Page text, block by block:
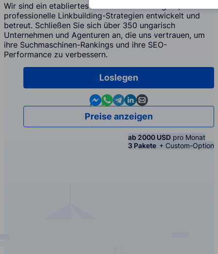
Wir sind ein etabliertes Unternehmen in Ungarn, das
professionelle Linkbuilding-Strategien entwickelt und
betreut. Schließen Sie sich über 350 ungarisch
Unternehmen und Agenturen an, die uns vertrauen, um
ihre Suchmaschinen-Rankings und ihre SEO-
Performance zu verbessern.
Loslegen
Contact us in Messenger
Contact us in WhatsApp
Contact us in Telegram
Contact us in Linkedin
Contact us by email
Preise anzeigen
ab 2000 USD pro Monat
3 Pakete + Custom-Option